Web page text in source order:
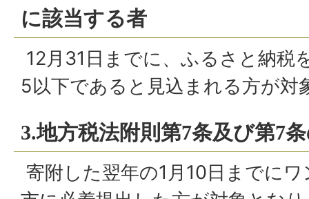
に該当する者
12月31日までに、ふるさと納税
5以下であると見込まれる方が対
3.地方税法附則第7条及び第7
寄附した翌年の1月10日までに